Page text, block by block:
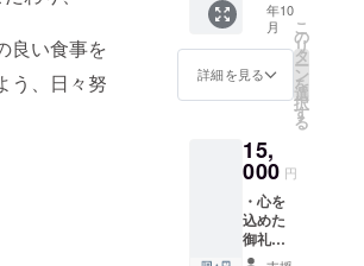
良い食事を
う、日々努
の方な
どで、
来店は
できな
という
方に向
けて店
頭のみ
で販売
してい
す。 ・
今回新
たに立
ち上げ
る予定
のHPに
者とし
てのク
レジッ
トを表
記させ
ていた
だきま
年10
月
詳細を見る
こ
の
リ
タ
ー
ン
を
選
択
す
る
15,
000 円
・心を
込めた
御礼の
メッ